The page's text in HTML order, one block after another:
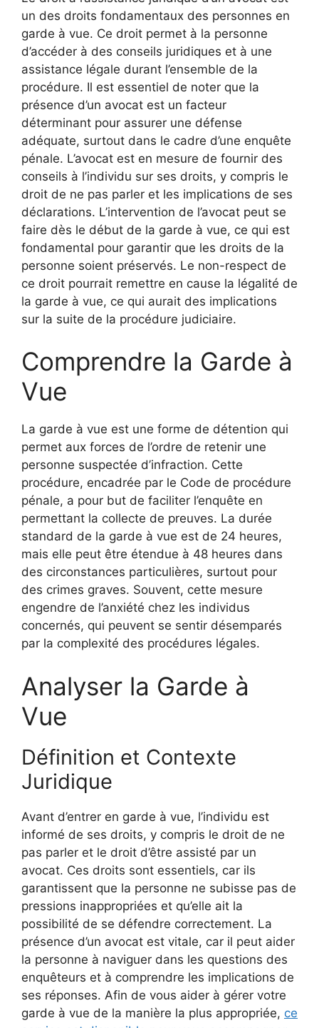
un des droits fondamentaux des personnes en
garde à vue. Ce droit permet à la personne
d’accéder à des conseils juridiques et à une
assistance légale durant l’ensemble de la
procédure. Il est essentiel de noter que la
présence d’un avocat est un facteur
déterminant pour assurer une défense
adéquate, surtout dans le cadre d’une enquête
pénale. L’avocat est en mesure de fournir des
conseils à l’individu sur ses droits, y compris le
droit de ne pas parler et les implications de ses
déclarations. L’intervention de l’avocat peut se
faire dès le début de la garde à vue, ce qui est
fondamental pour garantir que les droits de la
personne soient préservés. Le non-respect de
ce droit pourrait remettre en cause la légalité de
la garde à vue, ce qui aurait des implications
sur la suite de la procédure judiciaire.
Comprendre la Garde à
Vue
La garde à vue est une forme de détention qui
permet aux forces de l’ordre de retenir une
personne suspectée d’infraction. Cette
procédure, encadrée par le Code de procédure
pénale, a pour but de faciliter l’enquête en
permettant la collecte de preuves. La durée
standard de la garde à vue est de 24 heures,
mais elle peut être étendue à 48 heures dans
des circonstances particulières, surtout pour
des crimes graves. Souvent, cette mesure
engendre de l’anxiété chez les individus
concernés, qui peuvent se sentir désemparés
par la complexité des procédures légales.
Analyser la Garde à
Vue
Définition et Contexte
Juridique
Avant d’entrer en garde à vue, l’individu est
informé de ses droits, y compris le droit de ne
pas parler et le droit d’être assisté par un
avocat. Ces droits sont essentiels, car ils
garantissent que la personne ne subisse pas de
pressions inappropriées et qu’elle ait la
possibilité de se défendre correctement. La
présence d’un avocat est vitale, car il peut aider
la personne à naviguer dans les questions des
enquêteurs et à comprendre les implications de
ses réponses. Afin de vous aider à gérer votre
garde à vue de la manière la plus appropriée, ce